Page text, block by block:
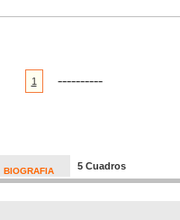
1 ----------
BIOGRAFIA 5 Cuadros